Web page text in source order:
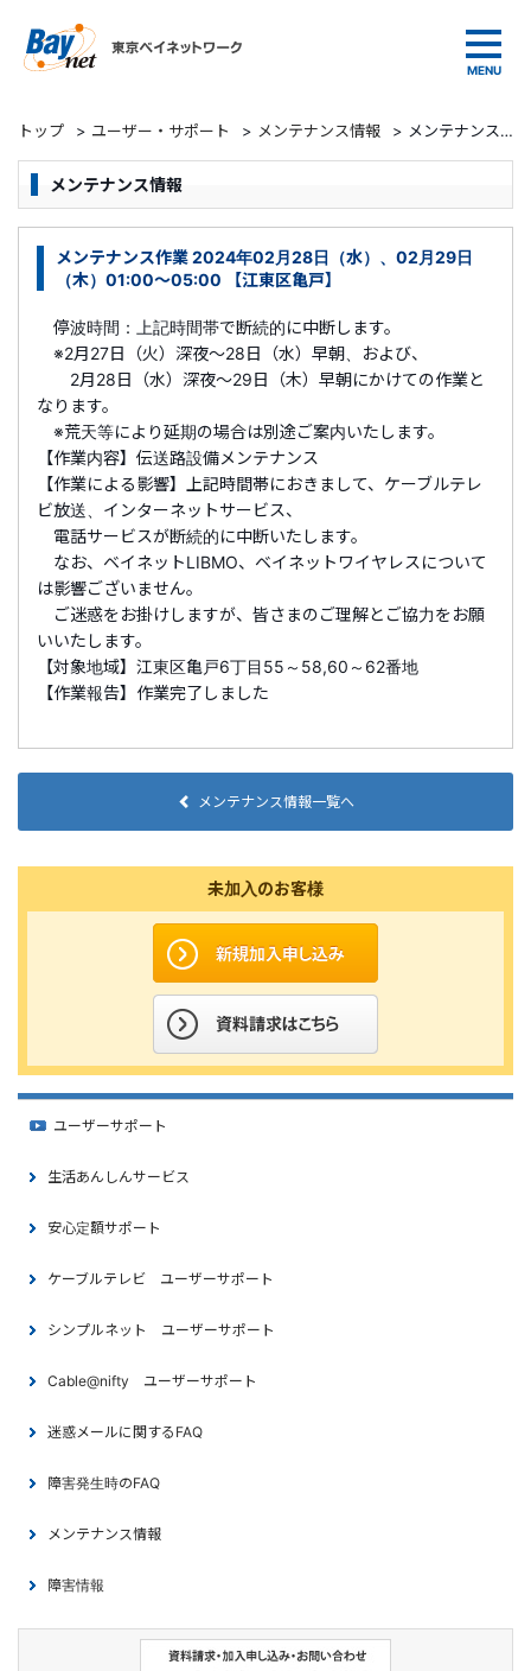
トップ > ユーザー・サポート > メンテナンス情報 > メンテナンス作業 2024年02月28日（水）、02月29日（木）01:00～05:00 【江東区亀戸】
メンテナンス情報
メンテナンス作業 2024年02月28日（水）、02月29日
（木）01:00～05:00 【江東区亀戸】
停波時間：上記時間帯で断続的に中断します。
※2月27日（火）深夜～28日（水）早朝、および、
2月28日（水）深夜～29日（木）早朝にかけての作業と
なります。
※荒天等により延期の場合は別途ご案内いたします。
【作業内容】伝送路設備メンテナンス
【作業による影響】上記時間帯におきまして、ケーブルテレ
ビ放送、インターネットサービス、
電話サービスが断続的に中断いたします。
なお、ベイネットLIBMO、ベイネットワイヤレスについて
は影響ございません。
ご迷惑をお掛けしますが、皆さまのご理解とご協力をお願
いいたします。
【対象地域】江東区亀戸6丁目55～58,60～62番地
【作業報告】作業完了しました
メンテナンス情報一覧へ
未加入のお客様
ユーザーサポート
生活あんしんサービス
安心定額サポート
ケーブルテレビ ユーザーサポート
シンプルネット ユーザーサポート
Cable@nifty ユーザーサポート
迷惑メールに関するFAQ
障害発生時のFAQ
メンテナンス情報
障害情報